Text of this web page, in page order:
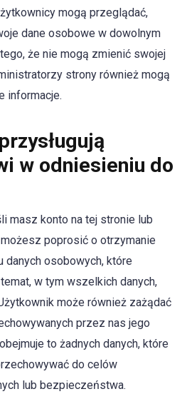
mogą przeglądać,
dane osobowe w dowolnym
że nie mogą zmienić swojej
strony również mogą
informacje.
w odniesieniu do
masz konto na tej stronie lub
poprosić o otrzymanie
osobowych, które
w tym wszelkich danych,
może również zażądać
przez nas jego
to żadnych danych, które
do celów
lub bezpieczeństwa.